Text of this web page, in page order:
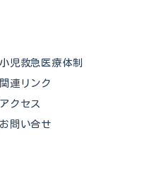
小児救急医療体制
関連リンク
アクセス
お問い合せ